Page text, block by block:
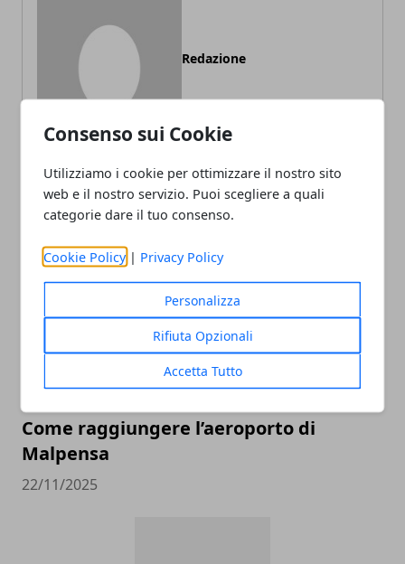
Consenso sui Cookie
Utilizziamo i cookie per ottimizzare il nostro sito
web e il nostro servizio. Puoi scegliere a quali
categorie dare il tuo consenso.
Cookie Policy | Privacy Policy
Personalizza
Rifiuta Opzionali
Accetta Tutto
Redazione
Come raggiungere l’aeroporto di
Malpensa
22/11/2025